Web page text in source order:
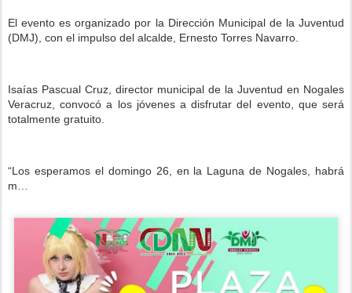
El evento es organizado por la Dirección Municipal de la Juventud
(DMJ), con el impulso del alcalde, Ernesto Torres Navarro.
Isaías Pascual Cruz, director municipal de la Juventud en Nogales
Veracruz, convocó a los jóvenes a disfrutar del evento, que será
totalmente gratuito.
“Los esperamos el domingo 26, en la Laguna de Nogales, habrá
m…